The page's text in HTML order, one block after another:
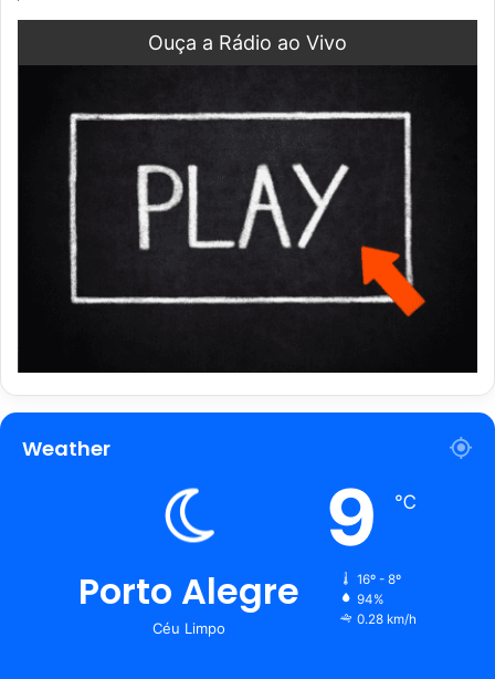
Ouça a Rádio ao Vivo
Weather
Porto Alegre
Céu Limpo
9 ℃
16º - 8º
94%
0.28 km/h